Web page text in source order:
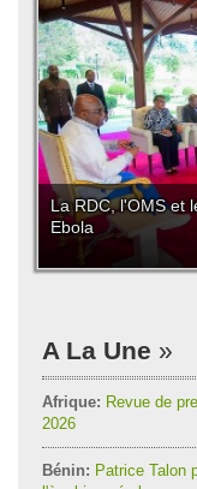
La RDC, l'OMS et
Ebola
A La Une
Afrique: Revue de
2026
Bénin: Patrice Talon